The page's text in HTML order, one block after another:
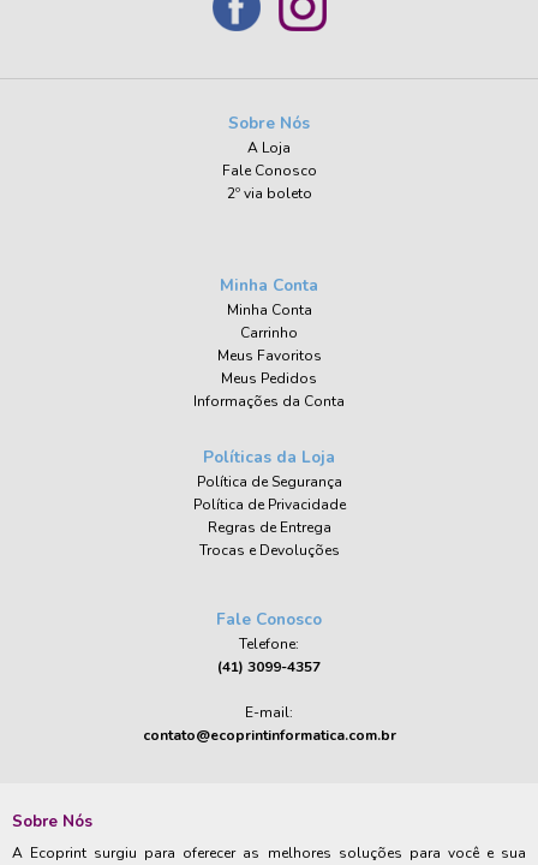
Sobre Nós
A Loja
Fale Conosco
2º via boleto
Minha Conta
Minha Conta
Carrinho
Meus Favoritos
Meus Pedidos
Informações da Conta
Políticas da Loja
Política de Segurança
Política de Privacidade
Regras de Entrega
Trocas e Devoluções
Fale Conosco
Telefone:
(41) 3099-4357
E-mail:
contato@ecoprintinformatica.com.br
Sobre Nós
A Ecoprint surgiu para oferecer as melhores soluções para você e sua